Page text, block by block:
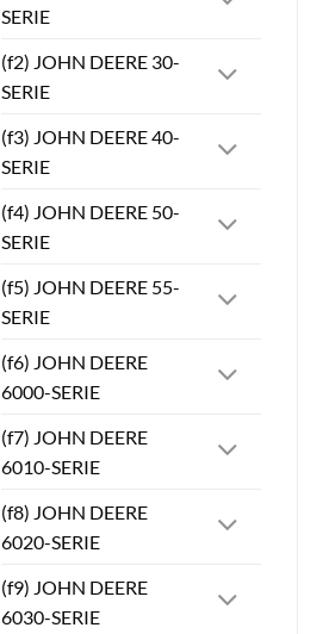
SERIE
(f2) JOHN DEERE 30-
SERIE
(f3) JOHN DEERE 40-
SERIE
(f4) JOHN DEERE 50-
SERIE
(f5) JOHN DEERE 55-
SERIE
(f6) JOHN DEERE
6000-SERIE
(f7) JOHN DEERE
6010-SERIE
(f8) JOHN DEERE
6020-SERIE
(f9) JOHN DEERE
6030-SERIE